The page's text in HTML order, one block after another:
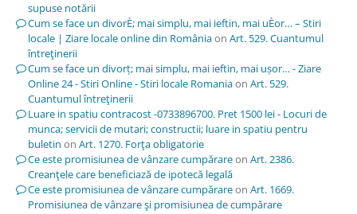
supuse notării
Cum se face un divorÈ; mai simplu, mai ieftin, mai uÈor… – Stiri
locale | Ziare locale online din Româniaon Art. 529. Cuantumul
întreţinerii
Cum se face un divorț; mai simplu, mai ieftin, mai ușor… - Ziare
Online 24 - Stiri Online - Stiri locale Romaniaon Art. 529.
Cuantumul întreţinerii
Luare in spatiu contracost -0733896700. Pret 1500 lei - Locuri de
munca; servicii de mutari; constructii; luare in spatiu pentru
buletin on Art. 1270. Forţa obligatorie
Ce este promisiunea de vânzare cumpărareon Art. 2386.
Creanţele care beneficiază de ipotecă legală
Ce este promisiunea de vânzare cumpărareon Art. 1669.
Promisiunea de vânzare şi promisiunea de cumpărare